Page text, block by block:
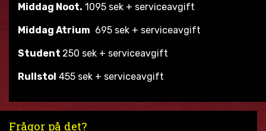
Middag Noot. 1095 sek + serviceavgift
Middag Atrium 695 sek + serviceavgift
Student 250 sek + serviceavgift
Rullstol 455 sek + serviceavgift
Frågor på det?